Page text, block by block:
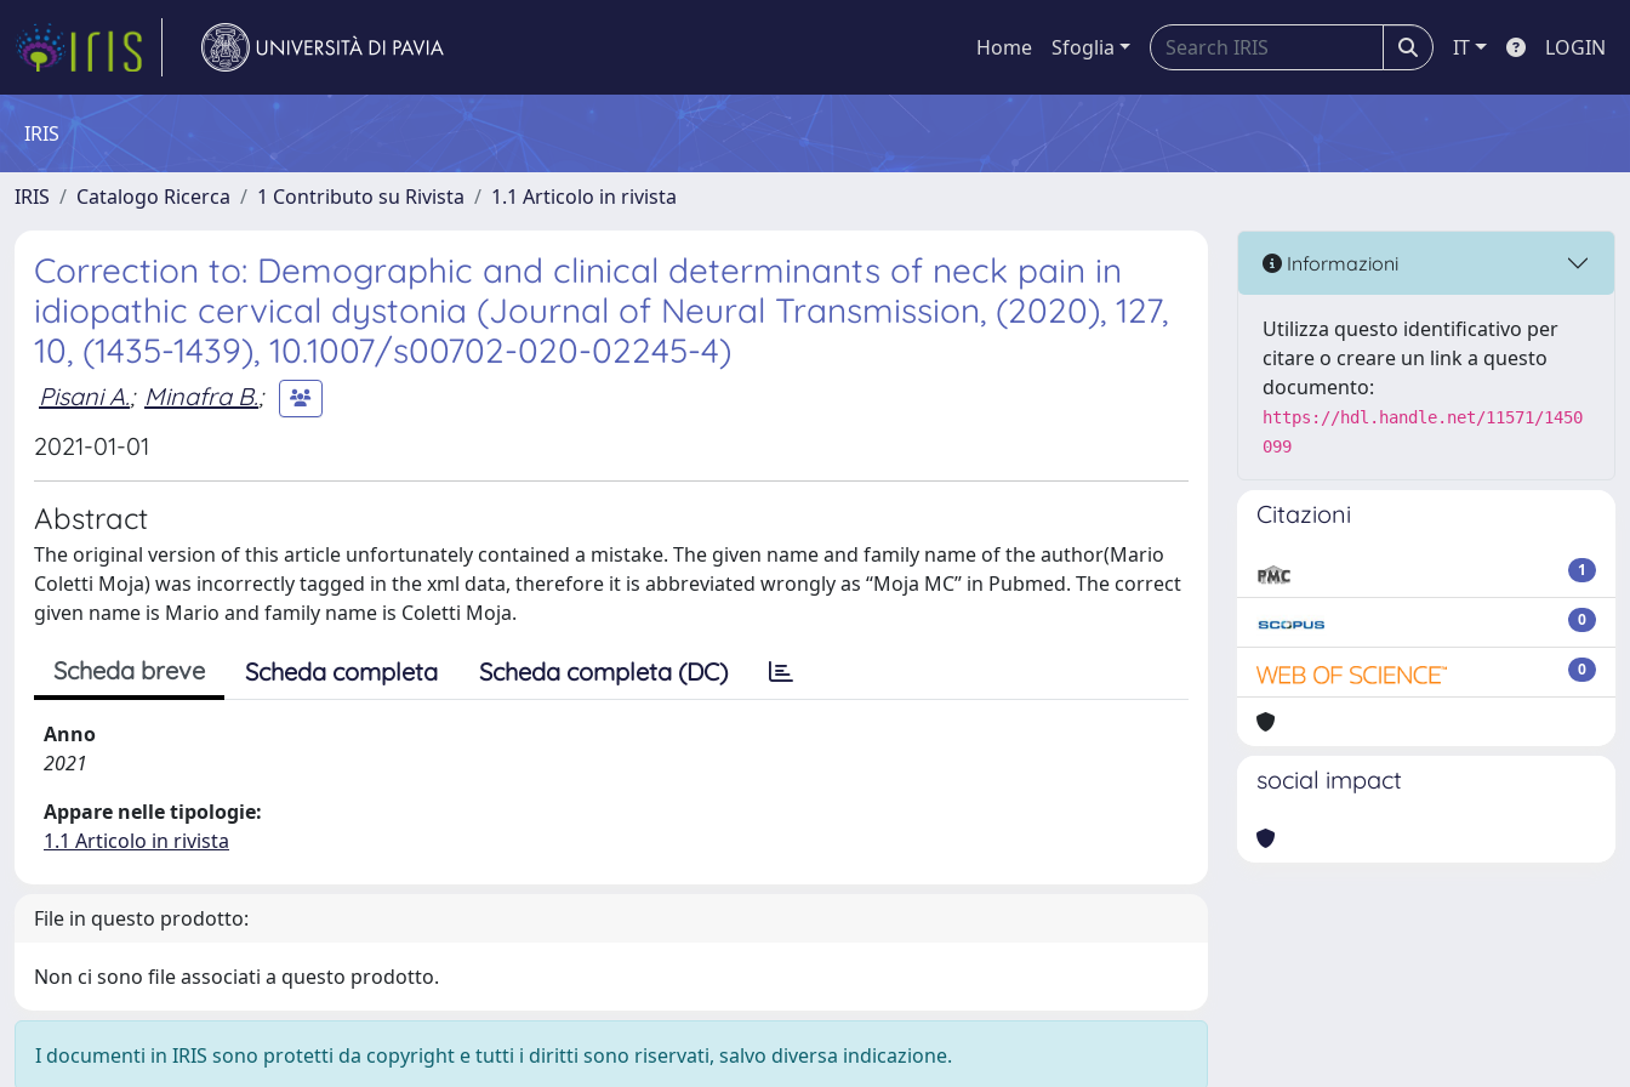
Home Sfoglia IT LOGIN
IRIS
IRIS Catalogo Ricerca 1 Contributo su Rivista 1.1 Articolo in rivista
Correction to: Demographic and clinical determinants of neck pain in
idiopathic cervical dystonia (Journal of Neural Transmission, (2020), 127,
10, (1435-1439), 10.1007/s00702-020-02245-4)
Pisani A.; Minafra B.;
2021-01-01
Abstract
The original version of this article unfortunately contained a mistake. The given name and family name of the author(Mario
Coletti Moja) was incorrectly tagged in the xml data, therefore it is abbreviated wrongly as ‘‘Moja MC’’ in Pubmed. The correct
given name is Mario and family name is Coletti Moja.
Scheda breve Scheda completa Scheda completa (DC)
Anno
2021
Appare nelle tipologie:
1.1 Articolo in rivista
File in questo prodotto:
Non ci sono file associati a questo prodotto.
I documenti in IRIS sono protetti da copyright e tutti i diritti sono riservati, salvo diversa indicazione.
Informazioni
Utilizza questo identificativo per
citare o creare un link a questo
documento:
https://hdl.handle.net/11571/1450
099
Citazioni
1
0
0
social impact